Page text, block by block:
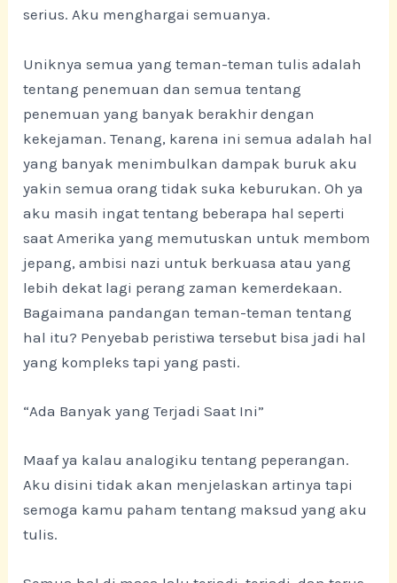
serius. Aku menghargai semuanya.
Uniknya semua yang teman-teman tulis adalah
tentang penemuan dan semua tentang
penemuan yang banyak berakhir dengan
kekejaman. Tenang, karena ini semua adalah hal
yang banyak menimbulkan dampak buruk aku
yakin semua orang tidak suka keburukan. Oh ya
aku masih ingat tentang beberapa hal seperti
saat Amerika yang memutuskan untuk membom
jepang, ambisi nazi untuk berkuasa atau yang
lebih dekat lagi perang zaman kemerdekaan.
Bagaimana pandangan teman-teman tentang
hal itu? Penyebab peristiwa tersebut bisa jadi hal
yang kompleks tapi yang pasti.
“Ada Banyak yang Terjadi Saat Ini”
Maaf ya kalau analogiku tentang peperangan.
Aku disini tidak akan menjelaskan artinya tapi
semoga kamu paham tentang maksud yang aku
tulis.